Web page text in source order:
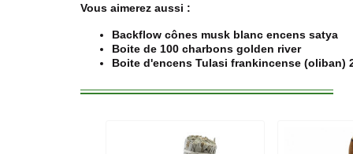
Vous aimerez aussi :
Backflow cônes musk blanc encens satya
Boite de 100 charbons golden river
Boite d'encens Tulasi frankincense (oliban)